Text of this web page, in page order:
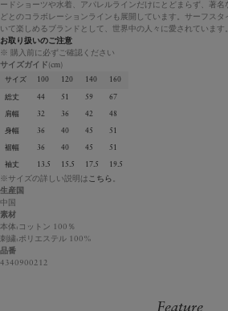
ードショーツや水着、アパレルラインだけにとどまらず、著
どとのコラボレーションラインも展開しています。サーフス
いて楽しめるブランドとして、世界中の人々に愛されています。
お取り扱いのご注意
※ 購入前に必ずご確認ください
サイズガイド(cm)
サイズ 100 120 140 160
総丈 44 51 59 67
肩幅 32 36 42 48
身幅 36 40 45 51
裾幅 36 40 45 51
袖丈 13.5 15.5 17.5 19.5
※サイズの詳しい説明はこちら。
生産国
中国
素材
本体:コットン 100％
刺繍:ポリエステル 100%
品番
4340900212